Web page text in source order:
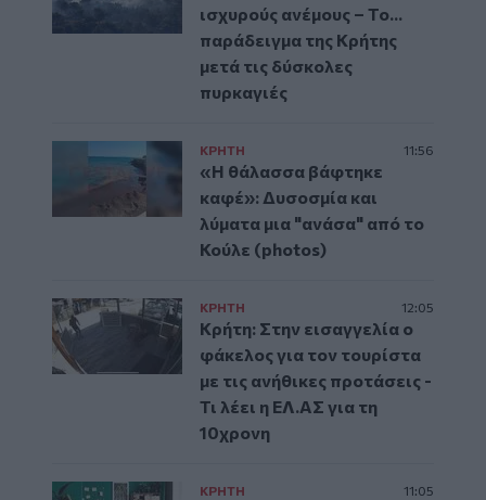
ισχυρούς ανέμους – Το...
παράδειγμα της Κρήτης
μετά τις δύσκολες
πυρκαγιές
ΚΡΗΤΗ 11:56
«Η θάλασσα βάφτηκε
καφέ»: Δυσοσμία και
λύματα μια "ανάσα" από το
Κούλε (photos)
ΚΡΗΤΗ 12:05
Κρήτη: Στην εισαγγελία ο
φάκελος για τον τουρίστα
με τις ανήθικες προτάσεις -
Τι λέει η ΕΛ.ΑΣ για τη
10χρονη
ΚΡΗΤΗ 11:05